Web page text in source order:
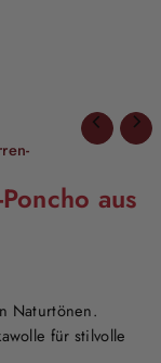
aus
Naturtönen.
für stilvolle